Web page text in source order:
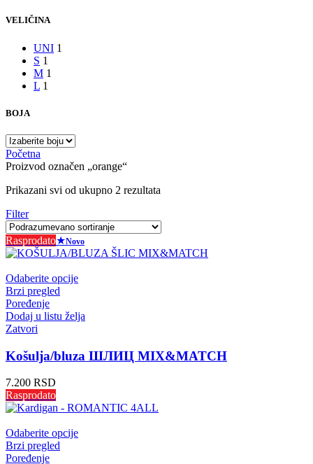
VELIČINA
UNI 1
S 1
M 1
L 1
BOJA
Početna
Proizvod označen „orange“
Prikazani svi od ukupno 2 rezultata
Filter
Rasprodato★Novo
Odaberite opcije
Brzi pregled
Poređenje
Dodaj u listu želja
Zatvori
Košulja/bluza ШЛИЦ MIX&MATCH
7.200 RSD
Rasprodato
Odaberite opcije
Brzi pregled
Poređenje